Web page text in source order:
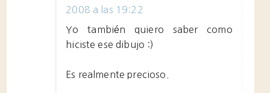
2008 a las 19:22
Yo también quiero saber como
hiciste ese dibujo :)
Es realmente precioso.